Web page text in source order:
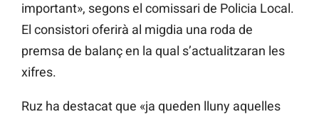
important», segons el comissari de Policia Local.
El consistori oferirà al migdia una roda de
premsa de balanç en la qual s’actualitzaran les
xifres.
Ruz ha destacat que «ja queden lluny aquelles